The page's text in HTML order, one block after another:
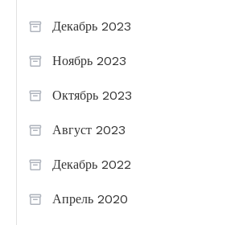
Декабрь 2023
Ноябрь 2023
Октябрь 2023
Август 2023
Декабрь 2022
Апрель 2020